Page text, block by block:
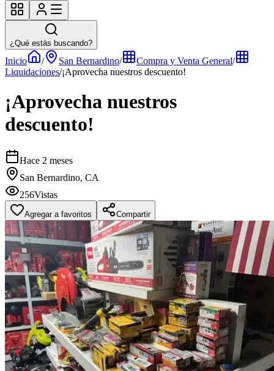
¿Qué estás buscando?
Inicio / San Bernardino/ Compra y Venta General/
Liquidaciones/¡Aprovecha nuestros descuento!
¡Aprovecha nuestros
descuento!
Hace 2 meses
San Bernardino, CA
256Vistas
Agregar a favoritos Compartir